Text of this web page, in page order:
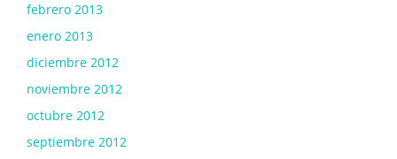
febrero 2013
enero 2013
diciembre 2012
noviembre 2012
octubre 2012
septiembre 2012